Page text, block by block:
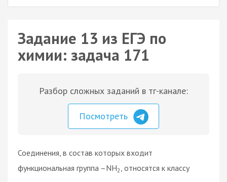
Задание 13 из ЕГЭ по
химии: задача 171
Разбор сложных заданий в тг-канале:
Посмотреть
Соединения, в состав которых входит
функциональная группа –NH2 , относятся к классу